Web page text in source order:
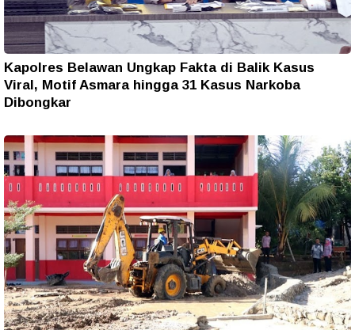
Kapolres Belawan Ungkap Fakta di Balik Kasus
Viral, Motif Asmara hingga 31 Kasus Narkoba
Dibongkar